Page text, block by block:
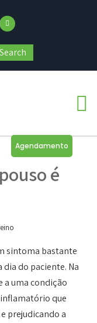
Agendamento
é
sintoma bastante
do paciente. Na
a uma condição
que
prejudicando a